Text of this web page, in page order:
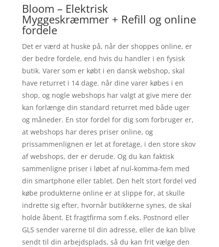
Bloom – Elektrisk
Myggeskræmmer + Refill og online
fordele
Det er værd at huske på, når der shoppes online, er
der bedre fordele, end hvis du handler i en fysisk
butik. Varer som er købt i en dansk webshop, skal
have returret i 14 dage. når dine varer købes i en
shop, og nogle webshops har valgt at give mere der
kan forlænge din standard returret med både uger
og måneder. En stor fordel for dig som forbruger er,
at webshops har deres priser online, og
prissammenlignen er let at foretage, i den store skov
af webshops, der er derude. Og du kan faktisk
sammenligne priser i løbet af nul-komma-fem med
din smartphone eller tablet. Den helt stort fordel ved
købe produkterne online er at slippe for, at skulle
indrette sig efter, hvornår butikkerne synes, de skal
holde åbent. Et fragtfirma som f.eks. Postnord eller
GLS sender varerne til din adresse, eller de kan blive
sendt til din arbejdsplads, så du kan frit vælge den